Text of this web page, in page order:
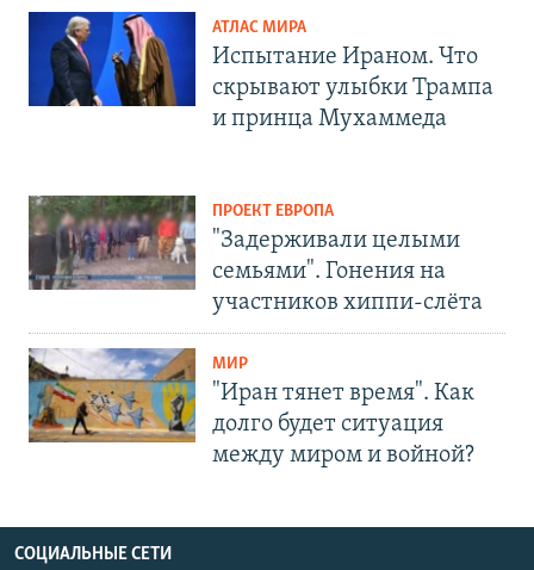
АТЛАС МИРА
Испытание Ираном. Что
скрывают улыбки Трампа
и принца Мухаммеда
ПРОЕКТ ЕВРОПА
"Задерживали целыми
семьями". Гонения на
участников хиппи-слёта
МИР
"Иран тянет время". Как
долго будет ситуация
между миром и войной?
СОЦИАЛЬНЫЕ СЕТИ